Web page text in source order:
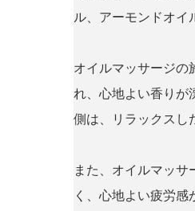
ル、アーモンドオイ
オイルマッサージの
れ、心地よい香りが
側は、リラックスし
また、オイルマッ
く、心地よい疲労感